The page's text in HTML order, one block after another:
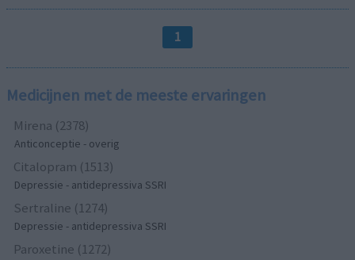
1
Medicijnen met de meeste ervaringen
Mirena (2378)
Anticonceptie - overig
Citalopram (1513)
Depressie - antidepressiva SSRI
Sertraline (1274)
Depressie - antidepressiva SSRI
Paroxetine (1272)